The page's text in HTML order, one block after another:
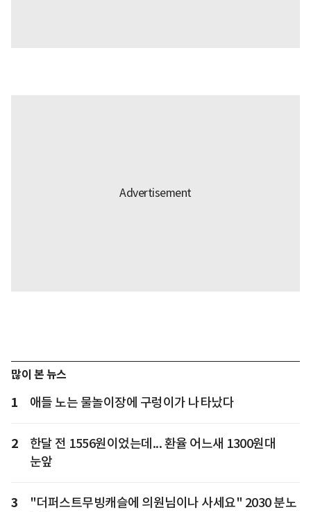
많이 본 뉴스
1 애들 노는 물놀이장에 구렁이가 나타났다
2
한달 전 1556원이었는데... 환율 어느새 1300원대
눈앞
3
"더퍼스트무빙캐슬에 의원님이나 사세요" 2030 분노